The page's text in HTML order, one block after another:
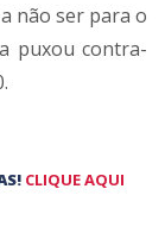
não ser para o
puxou contra-
CLIQUE AQUI